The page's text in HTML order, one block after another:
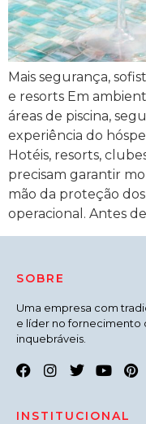
Mais segurança,
e resorts Em
áreas de piscina,
experiência do
Hotéis, resorts,
precisam garantir
mão da proteção
operacional. Antes
SOBRE
Uma empresa com
e líder no fornecimento
inquebráveis.
INSTITUCIONAL